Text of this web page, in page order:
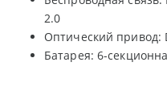
2.0
Оптический привод:
Батарея: 6-